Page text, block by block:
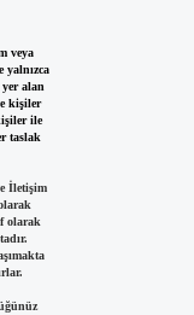
veya
yalnızca
yer alan
kişiler
ile
taslak
İletişim
olarak